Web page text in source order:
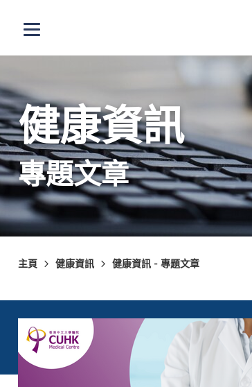
打開選單
健康資訊
專題文章
主頁 健康資訊 健康資訊 - 專題文章